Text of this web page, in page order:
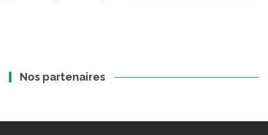
Nos partenaires